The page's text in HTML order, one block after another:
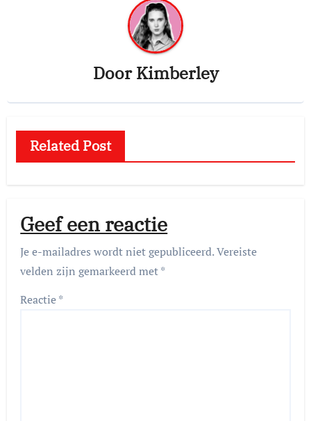
DoorKimberley
Related Post
Geef een reactie
Je e-mailadres wordt niet gepubliceerd.Vereiste
velden zijn gemarkeerd met*
Reactie*